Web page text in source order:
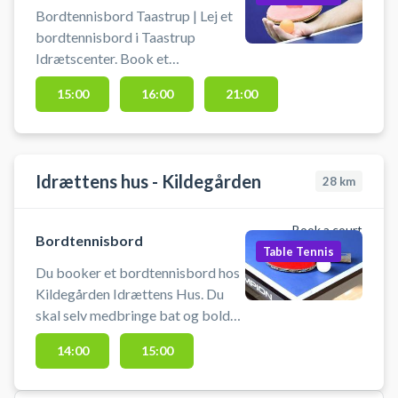
Bordtennisbord Taastrup | Lej et
bordtennisbord i Taastrup
Idrætscenter. Book et
bordtennisbord og spil bordtennis
i Taastrup. Du skal selv medbringe
adgang for gæster. Max 4 spillere
15:00 16:00 21:00
Idrættens hus - Kildegården 28 km
Book a court
Bordtennisbord
Du booker et bordtennisbord hos
Kildegården Idrættens Hus. Du
skal selv medbringe bat og bolde.
Der er frit valg imellem de
opstillede bordtennisborde. Når
Table Tennis
14:00 15:00